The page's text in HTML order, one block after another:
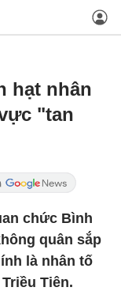
hạt nhân
"tan
chức Bình
quân sắp
là nhân tố
Tiên.